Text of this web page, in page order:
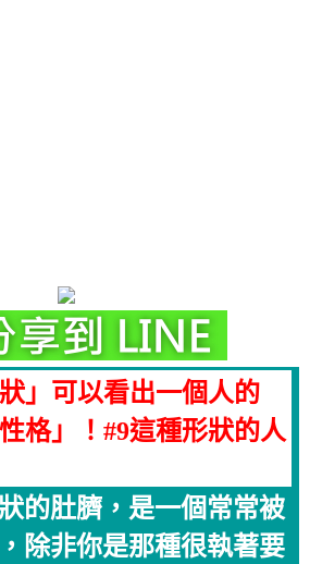
」可以看出一個人的
格」！#9這種形狀的人
的肚臍，是一個常常被
除非你是那種很執著要